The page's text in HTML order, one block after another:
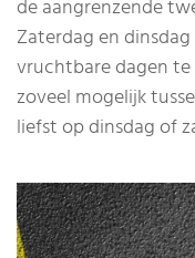
de aangrenzende
Zaterdag en
vruchtbare dagen
zoveel mogelijk
liefst op dinsdag of